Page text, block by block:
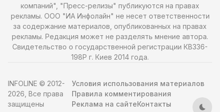
компаний", "Пресс-релизы" публикуются на правах
рекламы. ООО "ИА Инфолайн" не несет ответственности
за содержание материалов, опубликованных на правах
рекламы. Редакция может не разделять мнение автора.
Свидетельство о государственной регистрации КВ336-
198Р г. Киев 2014 года.
INFOLINE © 2012-
2026, Все права
защищены
Условия использования материалов
Правила комментирования
Реклама на сайтеКонтакты